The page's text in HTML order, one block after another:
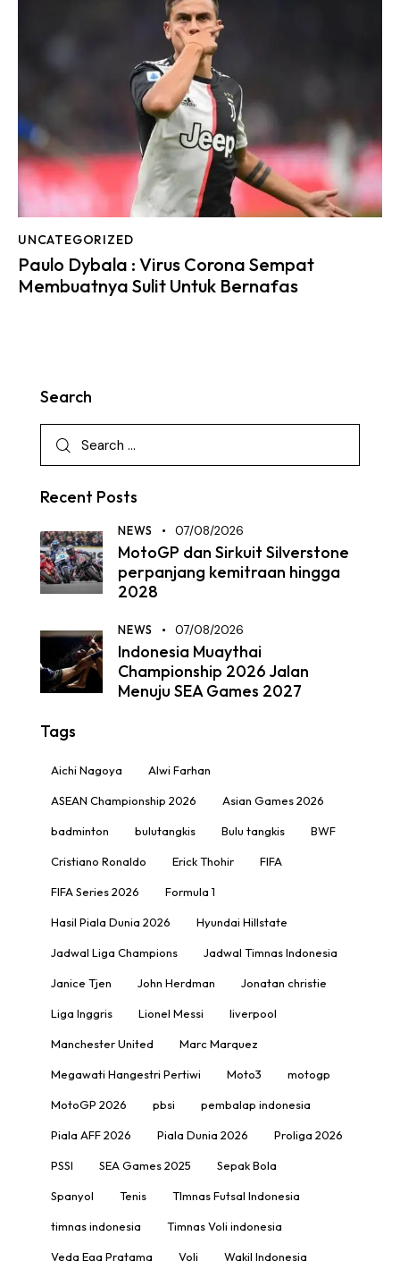
UNCATEGORIZED
Paulo Dybala : Virus Corona Sempat
Membuatnya Sulit Untuk Bernafas
Search
Recent Posts
NEWS 07/08/2026
MotoGP dan Sirkuit Silverstone
perpanjang kemitraan hingga
2028
NEWS 07/08/2026
Indonesia Muaythai
Championship 2026 Jalan
Menuju SEA Games 2027
Tags
Aichi Nagoya Alwi Farhan
ASEAN Championship 2026 Asian Games 2026
badminton bulutangkis Bulu tangkis BWF
Cristiano Ronaldo Erick Thohir FIFA
FIFA Series 2026 Formula 1
Hasil Piala Dunia 2026 Hyundai Hillstate
Jadwal Liga Champions Jadwal Timnas Indonesia
Janice Tjen John Herdman Jonatan christie
Liga Inggris Lionel Messi liverpool
Manchester United Marc Marquez
Megawati Hangestri Pertiwi Moto3 motogp
MotoGP 2026 pbsi pembalap indonesia
Piala AFF 2026 Piala Dunia 2026 Proliga 2026
PSSI SEA Games 2025 Sepak Bola
Spanyol Tenis TImnas Futsal Indonesia
timnas indonesia Timnas Voli indonesia
Veda Ega Pratama Voli Wakil Indonesia